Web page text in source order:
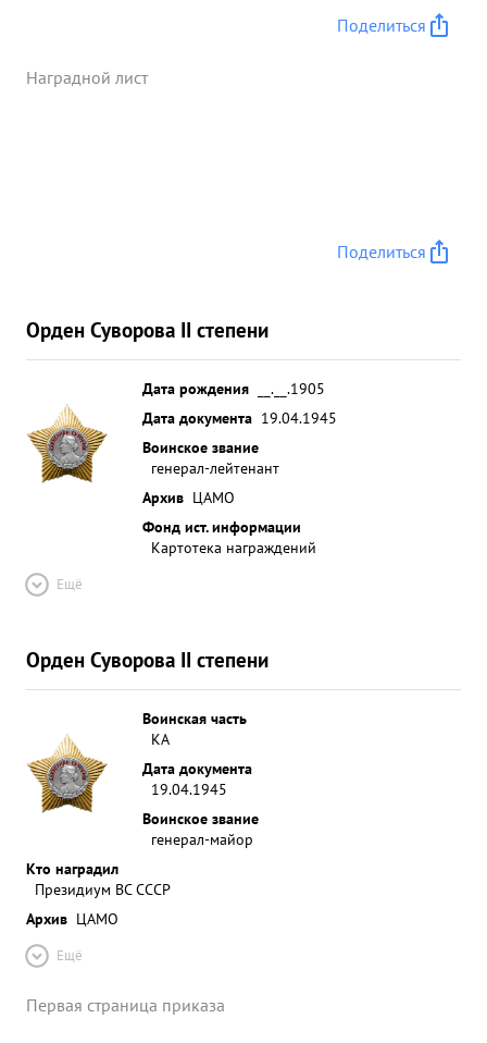
Поделиться
Наградной лист
Поделиться
Орден Суворова II степени
Дата рождения
__.__.1905
Дата документа 19.04.1945
Воинское звание
генерал-лейтенант
Архив ЦАМО
Фонд ист. информации
Картотека награждений
Ещё
Орден Суворова II степени
Воинская часть
КА
Дата документа
19.04.1945
Воинское звание
генерал-майор
Кто наградил
Президиум ВС СССР
Архив ЦАМО
Ещё
Первая страница приказа